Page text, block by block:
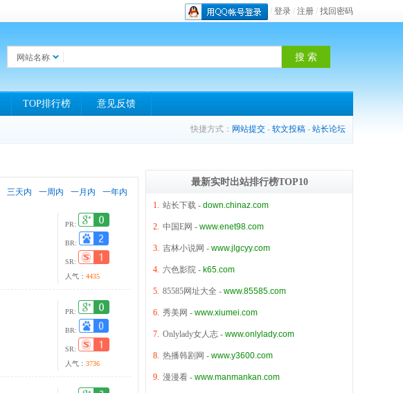
/ 登录 / 注册 / 找回密码
网站名称
TOP排行榜 意见反馈
快捷方式： 网站提交 - 软文投稿 - 站长论坛
三天内 一周内 一月内 一年内
PR:
BR:
SR:
人气： 4435
PR:
BR:
SR:
人气： 3736
最新实时出站排行榜TOP10
1. 站长下载 - down.chinaz.com
2. 中国E网 - www.enet98.com
3. 吉林小说网 - www.jlgcyy.com
4. 六色影院 - k65.com
5. 85585网址大全 - www.85585.com
6. 秀美网 - www.xiumei.com
7. Onlylady女人志 - www.onlylady.com
8. 热播韩剧网 - www.y3600.com
9. 漫漫看 - www.manmankan.com